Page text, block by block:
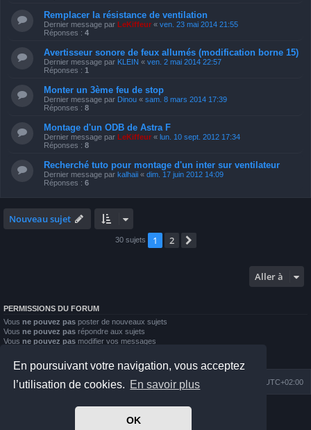
En poursuivant votre navigation, vous acceptez
l’utilisation de cookies. En savoir plus
OK
Remplacer la résistance de ventilation
Dernier message par LeKiffeur « ven. 23 mai 2014 21:55
Réponses : 4
Avertisseur sonore de feux allumés (modification borne 15)
Dernier message par KLEIN « ven. 2 mai 2014 22:57
Réponses : 1
Monter un 3ème feu de stop
Dernier message par Dinou « sam. 8 mars 2014 17:39
Réponses : 8
Montage d'un ODB de Astra F
Dernier message par LeKiffeur « lun. 10 sept. 2012 17:34
Réponses : 8
Recherché tuto pour montage d'un inter sur ventilateur
Dernier message par kalhaii « dim. 17 juin 2012 14:09
Réponses : 6
Nouveau sujet
30 sujets 1 2
Aller à
PERMISSIONS DU FORUM
Vous ne pouvez pas poster de nouveaux sujets
Vous ne pouvez pas répondre aux sujets
Vous ne pouvez pas modifier vos messages
Vous
ne pouvez pas joindre des fichiers
Index du forum UTC+02:00
Nous contacter
Développé parphpBB® Forum Software © phpBB Limited
Prosilver Dark Edition by